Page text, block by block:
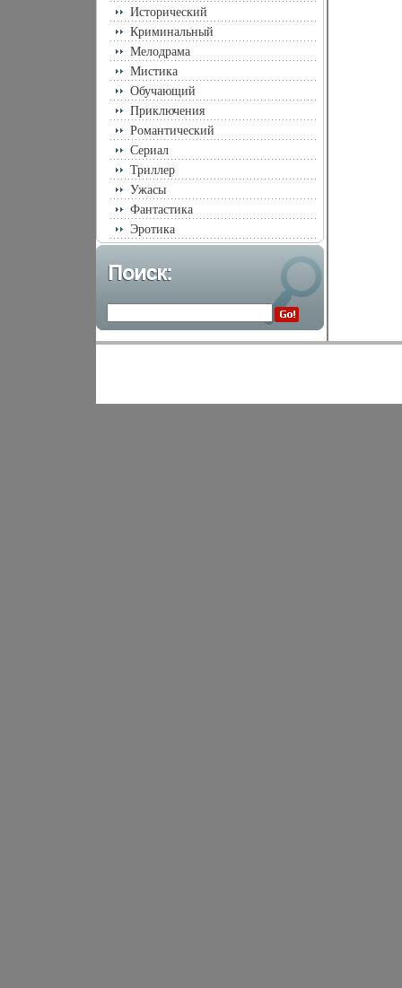
Исторический
Криминальный
Мелодрама
Мистика
Обучающий
Приключения
Романтический
Сериал
Триллер
Ужасы
Фантастика
Эротика